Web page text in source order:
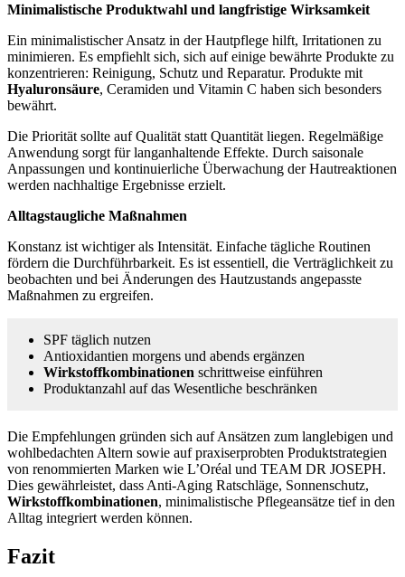
Minimalistische Produktwahl und langfristige Wirksamkeit
Ein minimalistischer Ansatz in der Hautpflege hilft, Irritationen zu
minimieren. Es empfiehlt sich, sich auf einige bewährte Produkte zu
konzentrieren: Reinigung, Schutz und Reparatur. Produkte mit
Hyaluronsäure, Ceramiden und Vitamin C haben sich besonders
bewährt.
Die Priorität sollte auf Qualität statt Quantität liegen. Regelmäßige
Anwendung sorgt für langanhaltende Effekte. Durch saisonale
Anpassungen und kontinuierliche Überwachung der Hautreaktionen
werden nachhaltige Ergebnisse erzielt.
Alltagstaugliche Maßnahmen
Konstanz ist wichtiger als Intensität. Einfache tägliche Routinen
fördern die Durchführbarkeit. Es ist essentiell, die Verträglichkeit zu
beobachten und bei Änderungen des Hautzustands angepasste
Maßnahmen zu ergreifen.
SPF täglich nutzen
Antioxidantien morgens und abends ergänzen
Wirkstoffkombinationen schrittweise einführen
Produktanzahl auf das Wesentliche beschränken
Die Empfehlungen gründen sich auf Ansätzen zum langlebigen und
wohlbedachten Altern sowie auf praxiserprobten Produktstrategien
von renommierten Marken wie L’Oréal und TEAM DR JOSEPH.
Dies gewährleistet, dass Anti-Aging Ratschläge, Sonnenschutz,
Wirkstoffkombinationen, minimalistische Pflegeansätze tief in den
Alltag integriert werden können.
Fazit